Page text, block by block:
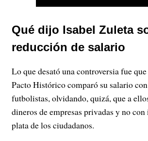
y
i
d
Qué dijo Isabel Zuleta
reducción de salario
Lo que desató una controversia fue
Pacto Histórico comparó su salario
futbolistas, olvidando, quizá, que a
dineros de empresas privadas y no
plata de los ciudadanos.